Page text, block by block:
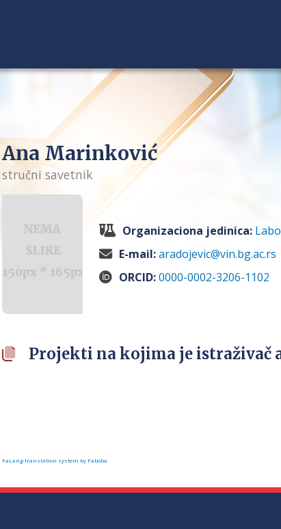
Ana Marinković
stručni savetnik
Organizaciona jedinica:
E-mail:aradojevic@vin.bg.ac.rs
ORCID:0000-0002-3206-1102
Projekti na kojima je istraživač
FaLang translation system by Faboba